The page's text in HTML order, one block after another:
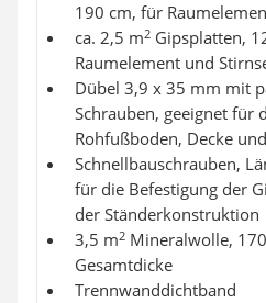
190 cm, für
ca. 2,5 m2 Gipsplatten,
Raumelement und
Dübel 3,9 x 35 mm mit
Schrauben, geeignet für
Rohfußboden, Decke
Schnellbauschrauben,
für die Befestigung der
der Ständerkonstruktion
3,5 m2 Mineralwolle,
Gesamtdicke
Trennwanddichtband